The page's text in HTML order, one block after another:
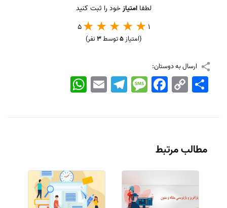
لطفاامتیازخود را ثبت کنید
1
5
(امتیاز5توسط3نفر)
ارسال به دوستان:
WhatsApp EmailTelegramMessageFacebook Copy
Link
اشتراک
مطالب مرتبط